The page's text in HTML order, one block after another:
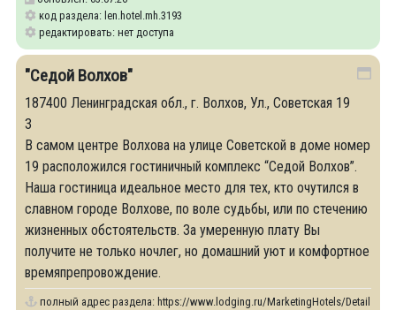
код раздела: len.hotel.mh.3193
редактировать: нет доступа
"Седой Волхов"
187400 Ленинградская обл., г. Волхов, Ул., Советская 19
3
В самом центре Волхова на улице Советской в доме номер
19 расположился гостиничный комплекс “Седой Волхов”.
Наша гостиница идеальное место для тех, кто очутился в
славном городе Волхове, по воле судьбы, или по стечению
жизненных обстоятельств. За умеренную плату Вы
получите не только ночлег, но домашний уют и комфортное
времяпрепровождение.
полный адрес раздела: https://www.lodging.ru/MarketingHotels/Details/